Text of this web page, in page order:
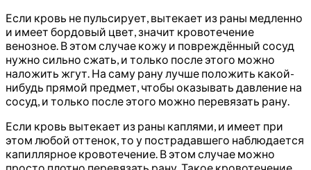
Если кровь не пульсирует, вытекает из раны медленно
и имеет бордовый цвет, значит кровотечение
венозное. В этом случае кожу и повреждённый сосуд
нужно сильно сжать, и только после этого можно
наложить жгут. На саму рану лучше положить какой-
нибудь прямой предмет, чтобы оказывать давление на
сосуд, и только после этого можно перевязать рану.
Если кровь вытекает из раны каплями, и имеет при
этом любой оттенок, то у пострадавшего наблюдается
капиллярное кровотечение. В этом случае можно
просто плотно перевязать рану. Такое кровотечение